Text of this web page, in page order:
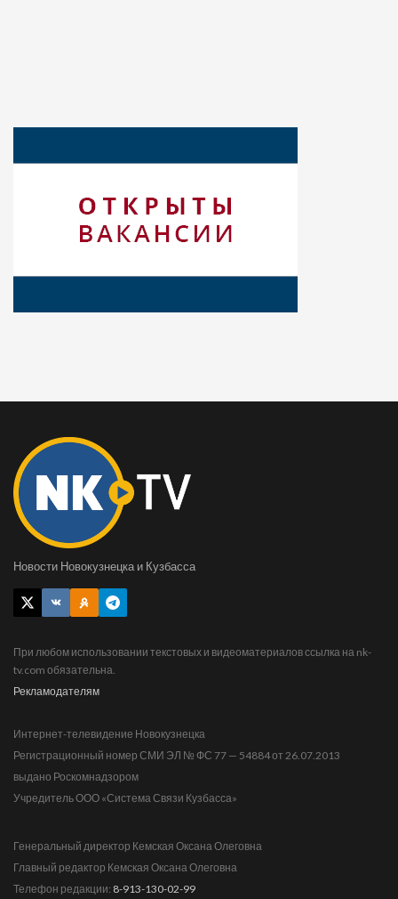
Новости Новокузнецка и Кузбасса
При любом использовании текстовых и видеоматериалов ссылка на nk-
tv.com обязательна.
Рекламодателям
Интернет-телевидение Новокузнецка
Регистрационный номер СМИ ЭЛ № ФС 77 — 54884 от 26.07.2013
выдано Роскомнадзором
Учредитель ООО «Система Связи Кузбасса»
Генеральный директор Кемская Оксана Олеговна
Главный редактор Кемская Оксана Олеговна
Телефон редакции: 8-913-130-02-99